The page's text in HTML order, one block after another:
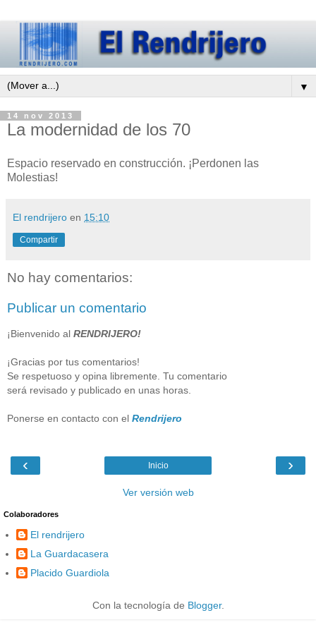
▼
14 nov 2013
La modernidad de los 70
Espacio reservado en construcción. ¡Perdonen las
Molestias!
El rendrijero en 15:10
Compartir
No hay comentarios:
Publicar un comentario
¡Bienvenido al RENDRIJERO!
¡Gracias por tus comentarios!
Se respetuoso y opina libremente. Tu comentario
será revisado y publicado en unas horas.
Ponerse en contacto con el Rendrijero
‹ ›
Inicio
Ver versión web
Colaboradores
El rendrijero
La Guardacasera
Placido Guardiola
Con la tecnología de Blogger.